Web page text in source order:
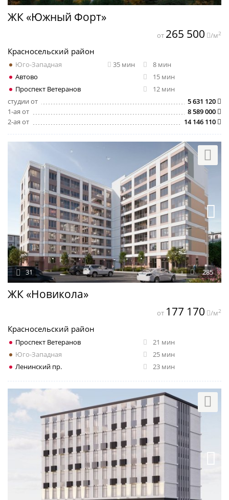
ЖК «Южный Форт»
Красносельский район
Юго-Западная 35 мин
8 мин
Автово
15 мин
Проспект Ветеранов
12 мин
студии от
5 631 120
1-ая от
8 589 000
2-ая от
14 146 110
от 265 500 /м2
ЖК «Новикола»
285
31
Красносельский район
Проспект Ветеранов
21 мин
Юго-Западная
25 мин
Ленинский пр.
23 мин
от 177 170 /м2